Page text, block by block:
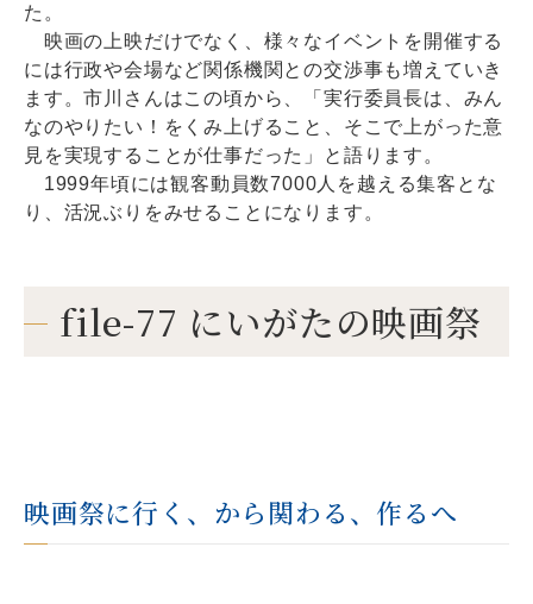
た。
映画の上映だけでなく、様々なイベントを開催する
には行政や会場など関係機関との交渉事も増えていき
ます。市川さんはこの頃から、「実行委員長は、みん
なのやりたい！をくみ上げること、そこで上がった意
見を実現することが仕事だった」と語ります。
1999年頃には観客動員数7000人を越える集客とな
り、活況ぶりをみせることになります。
file-77 にいがたの映画祭
映画祭に行く、から関わる、作るへ